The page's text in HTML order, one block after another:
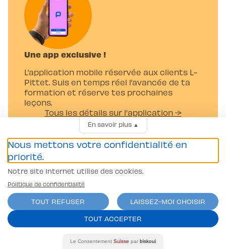
Une app exclusive !
L’application mobile réservée aux clients L-
Pittet. Suis en temps réel l’avancée de ta
formation et réserve tes prochaines
leçons.
Tous les détails sur l'application →
Cours et leçons
Cours voiture
Cours de premiers secours
Cours 2 phases
En savoir plus▲
Nous mettons votre confidentialité en
priorité.
Notre site Internet utilise des cookies.
Politique de confidentialité
TOUT REFUSER
LAISSEZ-MOI CHOISIR
TOUT ACCEPTER
Le Consentement Suisse par biskoui